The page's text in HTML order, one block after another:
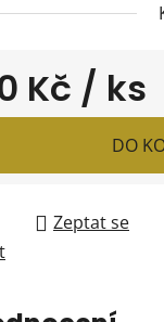
Kč / ks
cena:
DO
Zeptat se